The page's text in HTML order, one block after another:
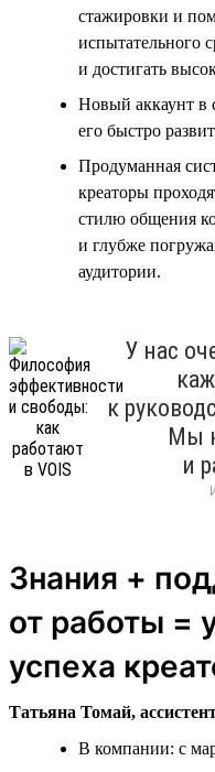
стажировки и
испытательного
и достигать
Новый аккаунт в
его быстро
Продуманная
креаторы
стилю общения
и глубже
аудитории.
У нас
к
Мы
и
Знания +
от работы =
успеха
Татьяна Томай,
В компании: с